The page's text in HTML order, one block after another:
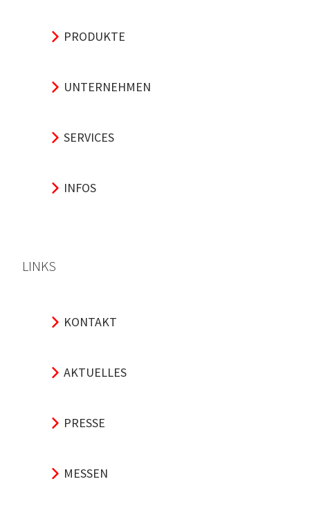
PRODUKTE
UNTERNEHMEN
SERVICES
INFOS
LINKS
KONTAKT
AKTUELLES
PRESSE
MESSEN